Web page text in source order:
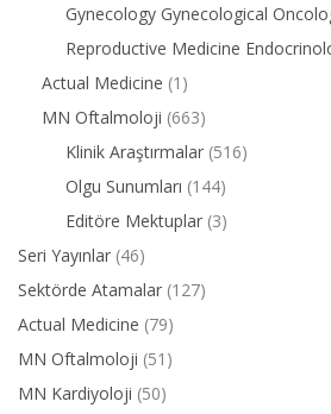
Gynecology Gynecological
Reproductive Medicine
Actual Medicine (1)
MN Oftalmoloji (663)
Klinik Araştırmalar (516)
Olgu Sunumları (144)
Editöre Mektuplar (3)
Seri Yayınlar (46)
Sektörde Atamalar (127)
Actual Medicine (79)
MN Oftalmoloji (51)
MN Kardiyoloji (50)